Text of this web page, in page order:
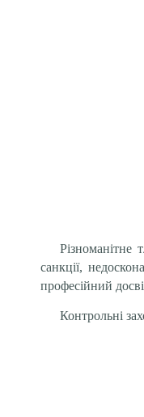
Різноманітне
санкції,
професійний
Контрольні